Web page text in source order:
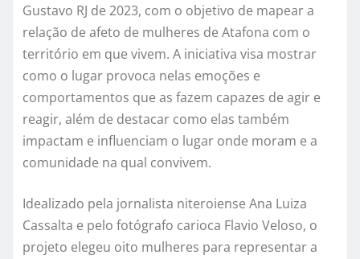
Gustavo RJ de 2023, com o objetivo de mapear a
relação de afeto de mulheres de Atafona com o
território em que vivem. A iniciativa visa mostrar
como o lugar provoca nelas emoções e
comportamentos que as fazem capazes de agir e
reagir, além de destacar como elas também
impactam e influenciam o lugar onde moram e a
comunidade na qual convivem.
Idealizado pela jornalista niteroiense Ana Luiza
Cassalta e pelo fotógrafo carioca Flavio Veloso, o
projeto elegeu oito mulheres para representar a